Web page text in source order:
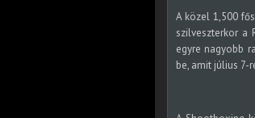
A közel 1,500
szilveszterkor a
egyre nagyobb
be, amit július 7-